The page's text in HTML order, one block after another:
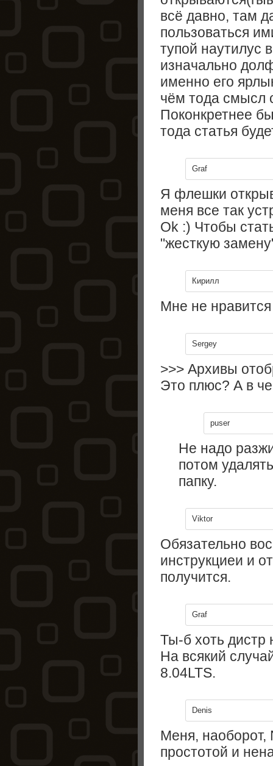
всё давно, там
пользоваться
тупой наутилус
изначально
именно его
чём тода смысл
Поконкретнее
тода статья
Graf
Я флешки
меня все так
Ok :) Чтобы
"жесткую
Кирилл
Мне не
Sergey
>>> Архивы
Это плюс? А в
puser
Не надо
потом
папку.
Viktor
Обязательно
инструкциеи и
получится.
Graf
Ты-б хоть дистр
На всякий
8.04LTS.
Denis
Меня, наоборот,
простотой и